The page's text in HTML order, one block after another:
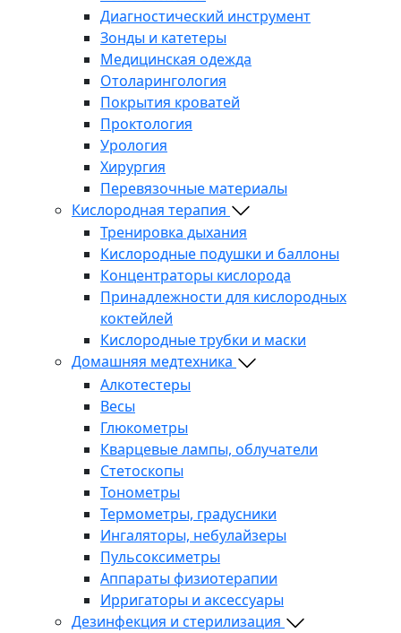
Диагностический инструмент
Зонды и катетеры
Медицинская одежда
Отоларингология
Покрытия кроватей
Проктология
Урология
Хирургия
Перевязочные материалы
Кислородная терапия
Тренировка дыхания
Кислородные подушки и баллоны
Концентраторы кислорода
Принадлежности для кислородных
коктейлей
Кислородные трубки и маски
Домашняя медтехника
Алкотестеры
Весы
Глюкометры
Кварцевые лампы, облучатели
Стетоскопы
Тонометры
Термометры, градусники
Ингаляторы, небулайзеры
Пульсоксиметры
Аппараты физиотерапии
Ирригаторы и аксессуары
Дезинфекция и стерилизация